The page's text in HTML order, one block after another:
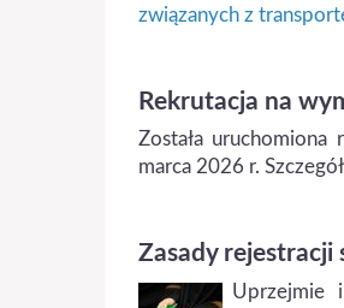
związanych z
Rekrutacja na
Została
marca 2026 r.
Zasady
Uprzejmie